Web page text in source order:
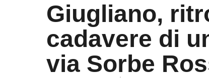
Giugliano,
cadavere di
via Sorbe